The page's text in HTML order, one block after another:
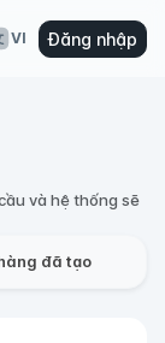
VI Đăng nhập
và hệ thống sẽ
đã tạo